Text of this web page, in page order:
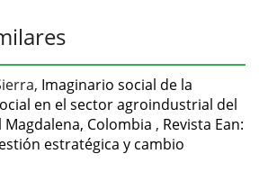
Imaginario social de la
en el sector agroindustrial del
Colombia , Revista Ean:
estratégica y cambio